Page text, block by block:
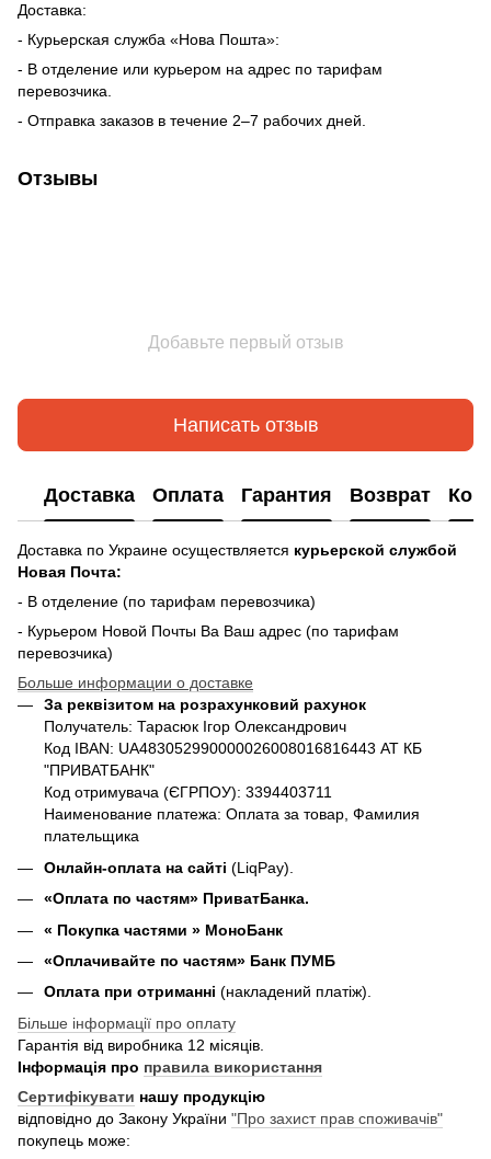
Доставка:
- Курьерская служба «Нова Пошта»:
- В отделение или курьером на адрес по тарифам
перевозчика.
- Отправка заказов в течение 2–7 рабочих дней.
Отзывы
Добавьте первый отзыв
Написать отзыв
Доставка Оплата Гарантия Возврат
Доставка по Украине осуществляется курьерской службой
Новая Почта:
- В отделение (по тарифам перевозчика)
- Курьером Новой Почты Ва Ваш адрес (по тарифам
перевозчика)
Больше информации о доставке
За реквізитом на розрахунковий рахунок
Получатель: Тарасюк Ігор Олександрович
Код IBAN: UA483052990000026008016816443 АТ КБ
"ПРИВАТБАНК"
Код отримувача (ЄГРПОУ): 3394403711
Наименование платежа: Оплата за товар, Фамилия
плательщика
Онлайн-оплата на сайті (LiqPay).
«Оплата по частям» ПриватБанка.
« Покупка частями » МоноБанк
«Оплачивайте по частям» Банк ПУМБ
Оплата при отриманні (накладений платіж).
Більше інформації про оплату
Гарантія від виробника 12 місяців.
Інформація про правила використання
Сертифікувати нашу продукцію
відповідно до Закону України "Про захист прав споживачів"
покупець може: